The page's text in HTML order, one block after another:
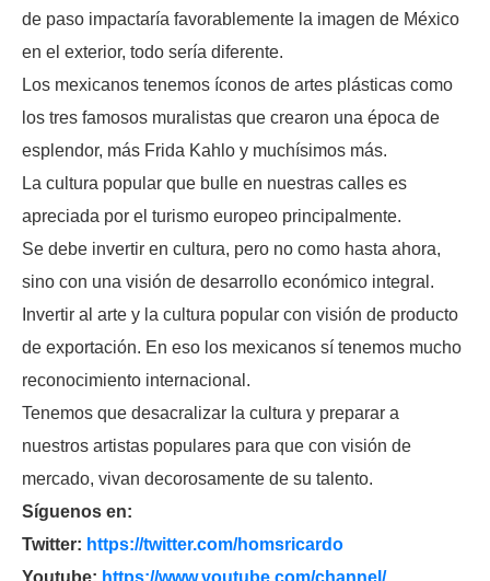
de paso impactaría favorablemente la imagen de México
en el exterior, todo sería diferente.
Los mexicanos tenemos íconos de artes plásticas como
los tres famosos muralistas que crearon una época de
esplendor, más Frida Kahlo y muchísimos más.
La cultura popular que bulle en nuestras calles es
apreciada por el turismo europeo principalmente.
Se debe invertir en cultura, pero no como hasta ahora,
sino con una visión de desarrollo económico integral.
Invertir al arte y la cultura popular con visión de producto
de exportación. En eso los mexicanos sí tenemos mucho
reconocimiento internacional.
Tenemos que desacralizar la cultura y preparar a
nuestros artistas populares para que con visión de
mercado, vivan decorosamente de su talento.
Síguenos en:
Twitter: https://twitter.com/homsricardo